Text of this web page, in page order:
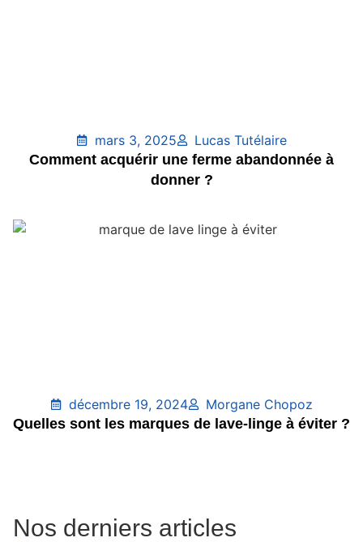
mars 3, 2025
Lucas Tutélaire
Comment acquérir une ferme abandonnée à
donner ?
décembre 19, 2024
Morgane Chopoz
Quelles sont les marques de lave-linge à éviter ?
Nos derniers articles